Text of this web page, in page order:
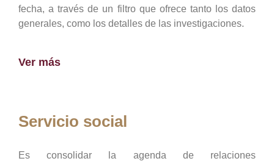
fecha, a través de un filtro que ofrece tanto los datos
generales, como los detalles de las investigaciones.
Ver más
Servicio social
Es consolidar la agenda de relaciones